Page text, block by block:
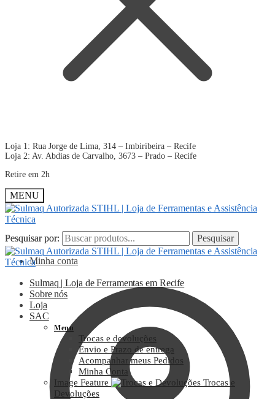
Loja 1: Rua Jorge de Lima, 314 – Imbiribeira – Recife
Loja 2: Av. Abdias de Carvalho, 3673 – Prado – Recife
Retire em 2h
MENU
Pesquisar por: Pesquisar
Minha conta
Pesquisar por: Pesquisar
Sulmaq | Loja de Ferramentas em Recife
Sobre nós
Loja
SAC
Menu
Trocas e devoluções
Envio e Prazo de entrega
Acompanhar meus Pedidos
Minha Conta
Image Feature
Trocas e
Devoluções